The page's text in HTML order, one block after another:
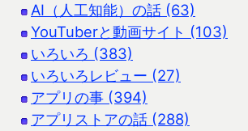
AI（人工知能）の話 (63)
YouTuberと動画サイト (103)
いろいろ (383)
いろいろレビュー (27)
アプリの事 (394)
アプリストアの話 (288)